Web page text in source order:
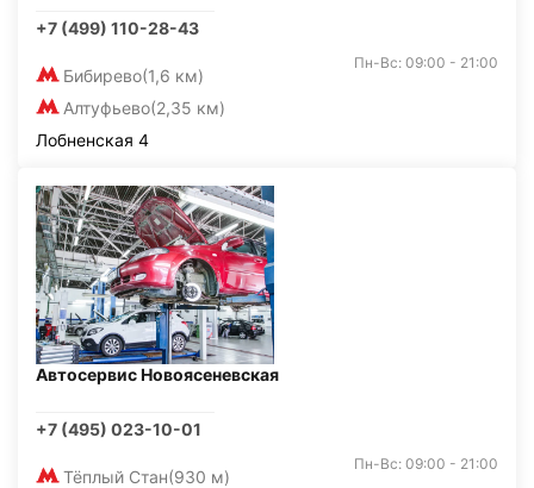
+7 (499) 110-28-43
Бибирево(1,6 км)
Алтуфьево(2,35 км)
Пн-Вс: 09:00 - 21:00
Лобненская 4
Автосервис Новоясеневская
+7 (495) 023-10-01
Тёплый Стан(930 м)
Пн-Вс: 09:00 - 21:00